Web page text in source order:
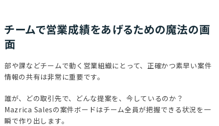
チームで営業成績をあげるための魔法の画
面
部や課などチームで動く営業組織にとって、正確かつ素早い案件
情報の共有は非常に重要です。
誰が、どの取引先で、どんな提案を、今しているのか？
Mazrica Salesの案件ボードはチーム全員が把握できる状況を一
瞬で作り出します。